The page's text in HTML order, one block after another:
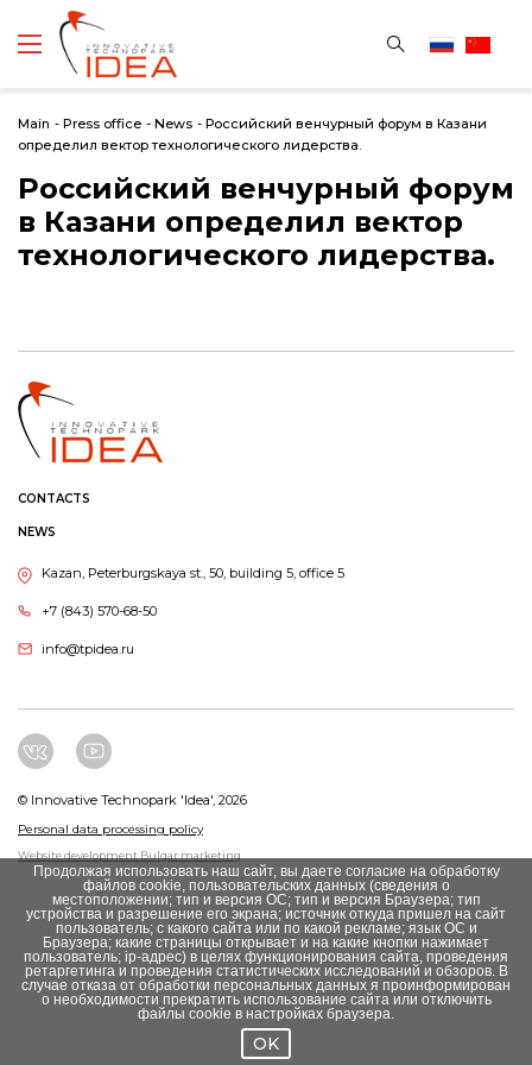
Main - Press office - News - Российский венчурный форум в Казани
определил вектор технологического лидерства.
Российский венчурный форум
в Казани определил вектор
технологического лидерства.
CONTACTS
NEWS
Kazan, Peterburgskaya st., 50, building 5, office 5
+7 (843) 570-68-50
info@tpidea.ru
© Innovative Technopark 'Idea', 2026
Personal data processing policy
Website development Bulgar marketing
Продолжая использовать наш сайт, вы даете согласие на обработку
файлов cookie, пользовательских данных (сведения о
местоположении; тип и версия ОС; тип и версия Браузера; тип
устройства и разрешение его экрана; источник откуда пришел на сайт
пользователь; с какого сайта или по какой рекламе; язык ОС и
Браузера; какие страницы открывает и на какие кнопки нажимает
пользователь; ip-адрес) в целях функционирования сайта, проведения
ретаргетинга и проведения статистических исследований и обзоров. В
случае отказа от обработки персональных данных я проинформирован
о необходимости прекратить использование сайта или отключить
файлы cookie в настройках браузера.
OK